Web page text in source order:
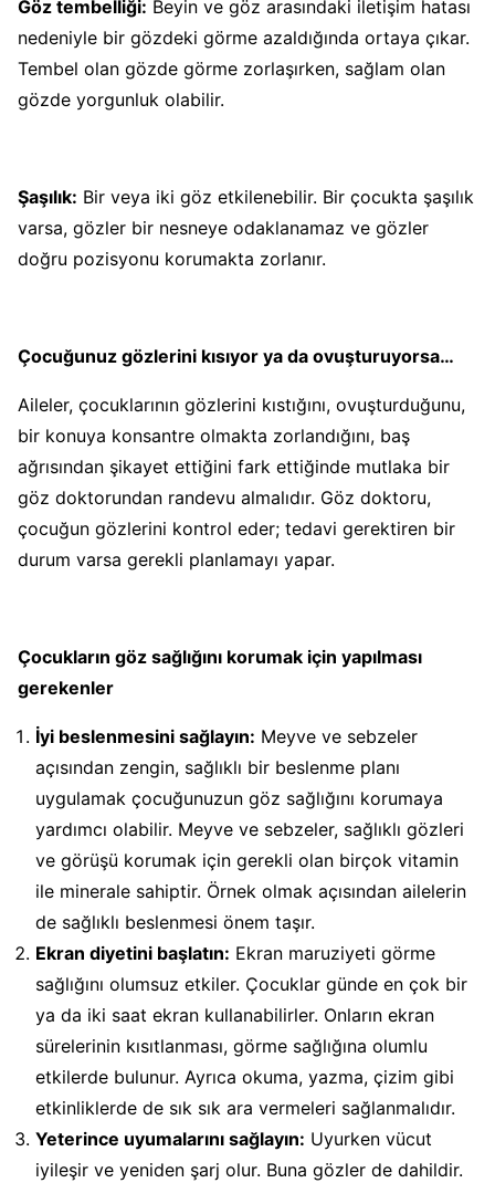
Göz tembelliği: Beyin ve göz arasındaki iletişim hatası
nedeniyle bir gözdeki görme azaldığında ortaya çıkar.
Tembel olan gözde görme zorlaşırken, sağlam olan
gözde yorgunluk olabilir.
Şaşılık: Bir veya iki göz etkilenebilir. Bir çocukta şaşılık
varsa, gözler bir nesneye odaklanamaz ve gözler
doğru pozisyonu korumakta zorlanır.
Çocuğunuz gözlerini kısıyor ya da ovuşturuyorsa…
Aileler, çocuklarının gözlerini kıstığını, ovuşturduğunu,
bir konuya konsantre olmakta zorlandığını, baş
ağrısından şikayet ettiğini fark ettiğinde mutlaka bir
göz doktorundan randevu almalıdır. Göz doktoru,
çocuğun gözlerini kontrol eder; tedavi gerektiren bir
durum varsa gerekli planlamayı yapar.
Çocukların göz sağlığını korumak için yapılması
gerekenler
İyi beslenmesini sağlayın: Meyve ve sebzeler
açısından zengin, sağlıklı bir beslenme planı
uygulamak çocuğunuzun göz sağlığını korumaya
yardımcı olabilir. Meyve ve sebzeler, sağlıklı gözleri
ve görüşü korumak için gerekli olan birçok vitamin
ile minerale sahiptir. Örnek olmak açısından ailelerin
de sağlıklı beslenmesi önem taşır.
Ekran diyetini başlatın: Ekran maruziyeti görme
sağlığını olumsuz etkiler. Çocuklar günde en çok bir
ya da iki saat ekran kullanabilirler. Onların ekran
sürelerinin kısıtlanması, görme sağlığına olumlu
etkilerde bulunur. Ayrıca okuma, yazma, çizim gibi
etkinliklerde de sık sık ara vermeleri sağlanmalıdır.
Yeterince uyumalarını sağlayın: Uyurken vücut
iyileşir ve yeniden şarj olur. Buna gözler de dahildir.